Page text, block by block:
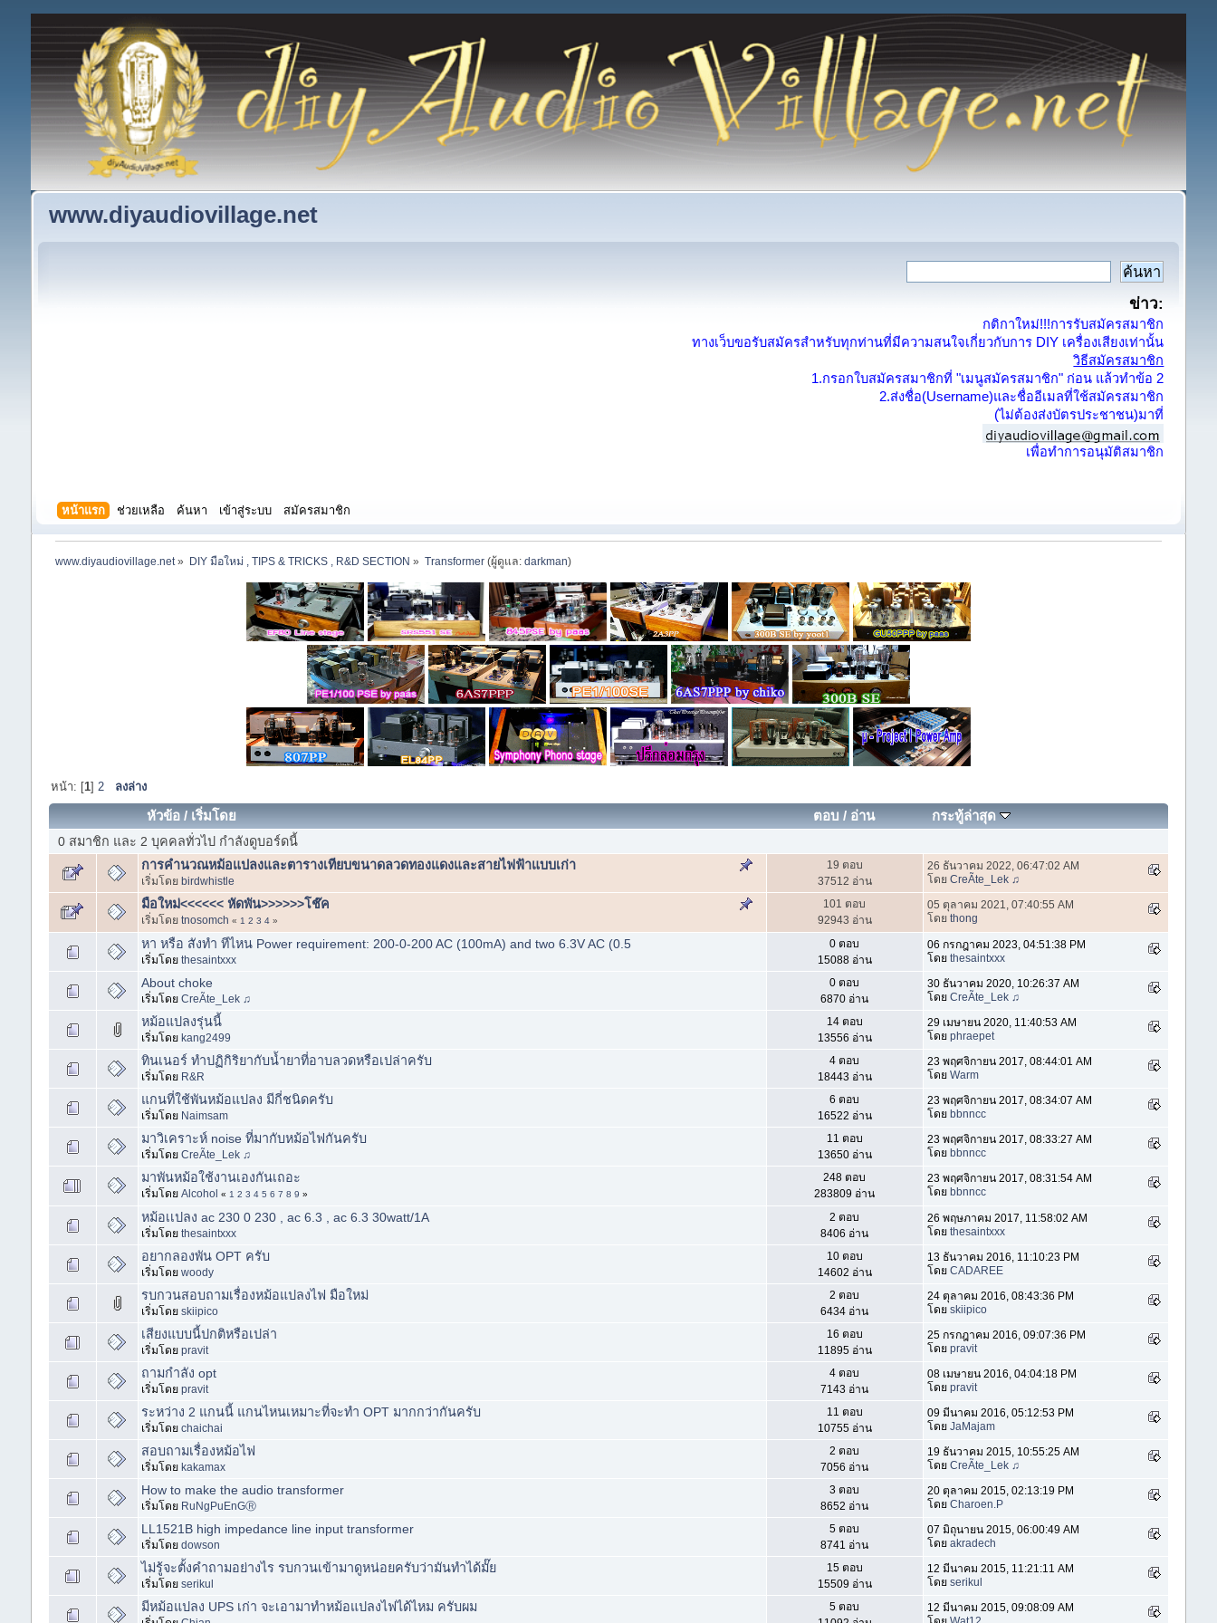
www.diyaudiovillage.net
ข่าว:
กติกาใหม่!!!การรับสมัครสมาชิก
ทางเว็บขอรับสมัครสำหรับทุกท่านที่มีความสนใจเกี่ยวกับการ DIY เครื่องเสียงเท่านั้น
วิธีสมัครสมาชิก
1.กรอกใบสมัครสมาชิกที่ "เมนูสมัครสมาชิก" ก่อน แล้วทำข้อ 2
2.ส่งชื่อ(Username)และชื่ออีเมลที่ใช้สมัครสมาชิก
(ไม่ต้องส่งบัตรประชาชน)มาที่
เพื่อทำการอนุมัติสมาชิก
หน้าแรก ช่วยเหลือ ค้นหา เข้าสู่ระบบ สมัครสมาชิก
www.diyaudiovillage.net» DIY มือใหม่ , TIPS & TRICKS , R&D SECTION » Transformer (ผู้ดูแล:darkman)
หน้า: [1]2 ลงล่าง
หัวข้อ / เริ่มโดย ตอบ / อ่าน กระทู้ล่าสุด
0 สมาชิก และ 2 บุคคลทั่วไป กำลังดูบอร์ดนี้
การคำนวณหม้อแปลงและตารางเทียบขนาดลวดทองแดงและสายไฟฟ้าแบบเก่า
เริ่มโดย birdwhistle
19 ตอบ
37512 อ่าน
26 ธันวาคม 2022, 06:47:02 AM
โดย CreÃte_Lek ♫
มือใหม่<<<<<< หัดพัน>>>>>>โช๊ค
เริ่มโดย tnosomch « 1 2 3 4»
101 ตอบ
92943 อ่าน
05 ตุลาคม 2021, 07:40:55 AM
โดย thong
หา หรือ สังทำ ทีไหน Power requirement: 200-0-200 AC (100mA) and two 6.3V AC (0.5
เริ่มโดย thesaintxxx
0 ตอบ
15088 อ่าน
06 กรกฎาคม 2023, 04:51:38 PM
โดย thesaintxxx
About choke
เริ่มโดย CreÃte_Lek ♫
0 ตอบ
6870 อ่าน
30 ธันวาคม 2020, 10:26:37 AM
โดย CreÃte_Lek ♫
หม้อแปลงรุ่นนี้
เริ่มโดย kang2499
14 ตอบ
13556 อ่าน
29 เมษายน 2020, 11:40:53 AM
โดย phraepet
ทินเนอร์ ทำปฏิกิริยากับน้ำยาที่อาบลวดหรือเปล่าครับ
เริ่มโดย R&R
4 ตอบ
18443 อ่าน
23 พฤศจิกายน 2017, 08:44:01 AM
โดย Warm
แกนที่ใช้พันหม้อแปลง มีกี่ชนิดครับ
เริ่มโดย Naimsam
6 ตอบ
16522 อ่าน
23 พฤศจิกายน 2017, 08:34:07 AM
โดย bbnncc
มาวิเคราะห์ noise ที่มากับหม้อไฟกันครับ
เริ่มโดย CreÃte_Lek ♫
11 ตอบ
13650 อ่าน
23 พฤศจิกายน 2017, 08:33:27 AM
โดย bbnncc
มาพันหม้อใช้งานเองกันเถอะ
เริ่มโดย Alcohol « 1 2 3 4 5 6 7 8 9 »
248 ตอบ
283809 อ่าน
23 พฤศจิกายน 2017, 08:31:54 AM
โดย bbnncc
หม้อเเปลง ac 230 0 230 , ac 6.3 , ac 6.3 30watt/1A
เริ่มโดย thesaintxxx
2 ตอบ
8406 อ่าน
26 พฤษภาคม 2017, 11:58:02 AM
โดย thesaintxxx
อยากลองพัน OPT ครับ
เริ่มโดย woody
10 ตอบ
14602 อ่าน
13 ธันวาคม 2016, 11:10:23 PM
โดย CADAREE
รบกวนสอบถามเรื่องหม้อแปลงไฟ มือใหม่
เริ่มโดย skiipico
2 ตอบ
6434 อ่าน
24 ตุลาคม 2016, 08:43:36 PM
โดย skiipico
เสียงแบบนี้ปกติหรือเปล่า
เริ่มโดย pravit
16 ตอบ
11895 อ่าน
25 กรกฎาคม 2016, 09:07:36 PM
โดย pravit
ถามกำลัง opt
เริ่มโดย pravit
4 ตอบ
7143 อ่าน
08 เมษายน 2016, 04:04:18 PM
โดย pravit
ระหว่าง 2 แกนนี้ แกนไหนเหมาะที่จะทำ OPT มากกว่ากันครับ
เริ่มโดย chaichai
11 ตอบ
10755 อ่าน
09 มีนาคม 2016, 05:12:53 PM
โดย JaMajam
สอบถามเรื่องหม้อไฟ
เริ่มโดย kakamax
2 ตอบ
7056 อ่าน
19 ธันวาคม 2015, 10:55:25 AM
โดย CreÃte_Lek ♫
How to make the audio transformer
เริ่มโดย RuNgPuEnGⓇ
3 ตอบ
8652 อ่าน
20 ตุลาคม 2015, 02:13:19 PM
โดย Charoen.P
LL1521B high impedance line input transformer
เริ่มโดย dowson
5 ตอบ
8741 อ่าน
07 มิถุนายน 2015, 06:00:49 AM
โดย akradech
ไม่รู้จะตั้งคำถามอย่างไร รบกวนเข้ามาดูหน่อยครับว่ามันทำได้มั๊ย
เริ่มโดย serikul
15 ตอบ
15509 อ่าน
12 มีนาคม 2015, 11:21:11 AM
โดย serikul
มีหม้อแปลง UPS เก่า จะเอามาทำหม้อแปลงไฟได้ไหม ครับผม
5 ตอบ
12 มีนาคม 2015, 09:08:09 AM